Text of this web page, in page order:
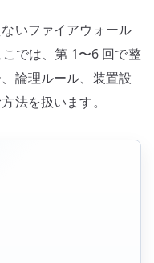
いファイアウォール
では、第 1〜6 回で整
論理ルール、装置設
法を扱います。